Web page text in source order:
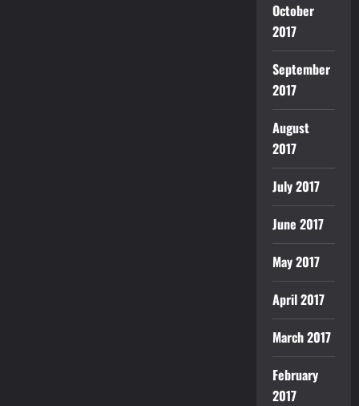
October
2017
September
2017
August
2017
July 2017
June 2017
May 2017
April 2017
March 2017
February
2017